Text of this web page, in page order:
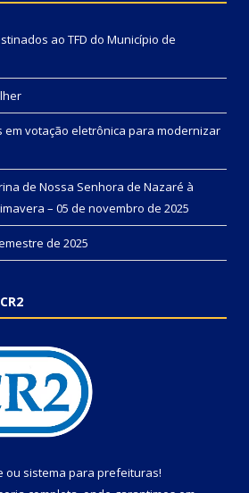
ao TFD do Município de
em votação eletrônica para modernizar
de Nossa Senhora de Nazaré à
– 05 de novembro de 2025
de 2025
ou sistema para prefeituras!